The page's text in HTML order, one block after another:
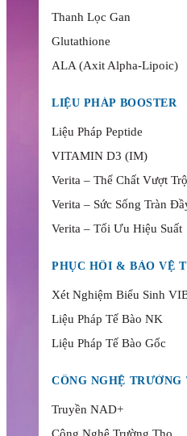
Thanh Lọc Gan
Glutathione
ALA (Axit Alpha-Lipoic)
LIỆU PHÁP BOOSTER
Liệu Pháp Peptide
VITAMIN D3 (IM)
Verita – Thể Chất Vượt
Verita – Sức Sống Tràn
Verita – Tối Ưu Hiệu Suất
PHỤC HỒI & BẢO VỆ
Xét Nghiệm Biểu Sinh
Liệu Pháp Tế Bào NK
Liệu Pháp Tế Bào Gốc
CÔNG NGHỆ TRƯỜNG
Truyền NAD+